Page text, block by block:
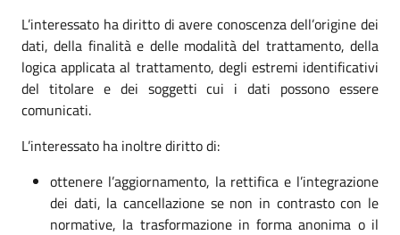
L’interessato ha diritto di avere conoscenza dell’origine dei
dati, della finalità e delle modalità del trattamento, della
logica applicata al trattamento, degli estremi identificativi
del titolare e dei soggetti cui i dati possono essere
comunicati.
L’interessato ha inoltre diritto di:
ottenere l’aggiornamento, la rettifica e l’integrazione
dei dati, la cancellazione se non in contrasto con le
normative, la trasformazione in forma anonima o il